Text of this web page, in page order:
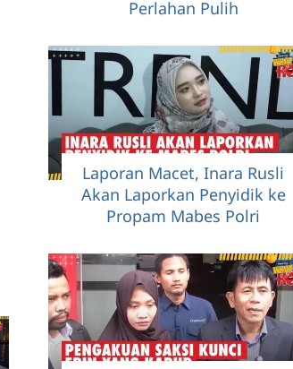
Perlahan Pulih
Laporan Macet, Inara Rusli
Akan Laporkan Penyidik ke
Propam Mabes Polri